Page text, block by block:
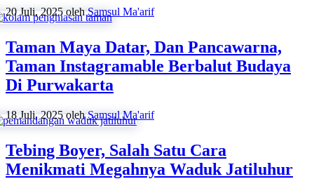
20 Juli, 2025 olehSamsul Ma'arif
Taman Maya Datar, Dan Pancawarna,
Taman Instagramable Berbalut Budaya
Di Purwakarta
18 Juli, 2025 olehSamsul Ma'arif
Tebing Boyer, Salah Satu Cara
Menikmati Megahnya Waduk Jatiluhur